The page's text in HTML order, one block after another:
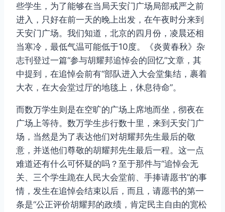
些学生，为了能够在当局天安门广场局部戒严之前
进入，只好在前一天的晚上出发，在午夜时分来到
天安门广场。我们知道，北京的四月份，凌晨还相
当寒冷，最低气温可能低于10度。《炎黄春秋》杂
志刊登过一篇“参与胡耀邦追悼会的回忆”文章，其
中提到，在追悼会前有“部队进入大会堂集结，裹着
大衣，在大会堂过厅的地毯上，休息待命”。
而数万学生则是在空旷的广场上席地而坐，彻夜在
广场上等待。数万学生步行数十里，来到天安门广
场，当然是为了表达他们对胡耀邦先生最后的敬
意，并送他们尊敬的胡耀邦先生最后一程。这一点
难道还有什么可怀疑的吗？至于那件与“追悼会无
关、三个学生跪在人民大会堂前、手捧请愿书”的事
情，发生在追悼会结束以后，而且，请愿书的第一
条是“公正评价胡耀邦的政绩，肯定民主自由的宽松